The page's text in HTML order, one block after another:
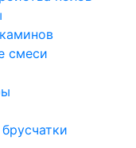
смеси